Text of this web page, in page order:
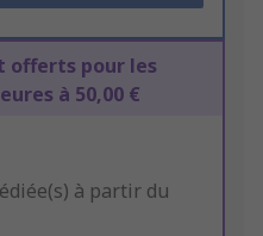
offerts pour les
à 50,00 €
à partir du